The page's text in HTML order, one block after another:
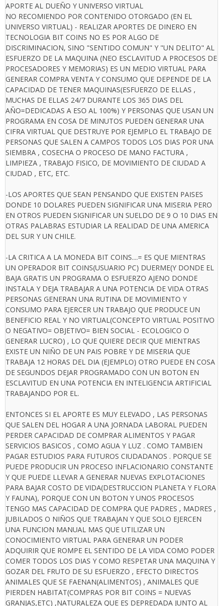
APORTE AL DUEÑO Y UNIVERSO VIRTUAL
NO RECOMIENDO POR CONTENIDO OTORGADO (EN EL
UNIVERSO VIRTUAL) - REALIZAR APORTES DE DINERO EN
TECNOLOGIA BIT COINS NO ES POR ALGO DE
DISCRIMINACION, SINO "SENTIDO COMUN" Y "UN DELITO" AL
ESFUERZO DE LA MAQUINA (NEO ESCLAVITUD A PROCESOS DE
PROCESADORES Y MEMORIAS) ES UN MEDIO VIRTUAL PARA
GENERAR COMPRA VENTA Y CONSUMO QUE DEPENDE DE LA
CAPACIDAD DE TENER MAQUINAS(ESFUERZO DE ELLAS ,
MUCHAS DE ELLAS 24/7 DURANTE LOS 365 DIAS DEL
AÑO=DEDICADAS A ESO AL 100%) Y PERSONAS QUE USAN UN
PROGRAMA EN COSA DE MINUTOS PUEDEN GENERAR UNA
CIFRA VIRTUAL QUE DESTRUYE POR EJEMPLO EL TRABAJO DE
PERSONAS QUE SALEN A CAMPOS TODOS LOS DIAS POR UNA
SIEMBRA , COSECHA O PROCESO DE MANO FACTURA ,
LIMPIEZA , TRABAJO FISICO, DE MOVIMIENTO DE CIUDAD A
CIUDAD , ETC, ETC.
-LOS APORTES QUE SEAN PENSANDO QUE EXISTEN PAISES
DONDE 10 DOLARES PUEDEN SIGNIFICAR UNA MISERIA PERO
EN OTROS PUEDEN SIGNIFICAR UN SUELDO DE 9 O 10 DIAS EN
OTRAS PALABRAS ESTUDIAR LA REALIDAD DE UNA AMERICA
DEL SUR Y UN CHILE.
-LA CRITICA A LA MONEDA BIT COINS....= ES QUE MIENTRAS
UN OPERADOR BIT COINS(USUARIO PC) DUERME(Y DONDE EL
BAJA GRATIS UN PROGRAMA O ESFUERZO AJENO DONDE
INSTALA Y DEJA TRABAJAR A UNA POTENCIA DE VIDA OTRAS
PERSONAS GENERAN UNA RUTINA DE MOVIMIENTO Y
CONSUMO PARA EJERCER UN TRABAJO QUE PRODUCE UN
BENEFICIO REAL Y NO VIRTUAL(CONCEPTO VIRTUAL POSITIVO
O NEGATIVO= OBJETIVO= BIEN SOCIAL - ECOLOGICO O
GENERAR LUCRO) , LO QUE QUIERE DECIR QUE MIENTRAS
EXISTE UN NIÑO DE UN PAIS POBRE Y DE MISERIA QUE
TRABAJA 12 HORAS DEL DIA (EJEMPLO) OTRO PUEDE EN COSA
DE SEGUNDOS DEJAR PROGRAMADO CON UN BOTON EN
ESCLAVITUD EN UNA POTENCIA EN INTELIGENCIA ARTIFICIAL
TRABAJANDO POR EL.
ENTONCES SI EL APORTE ES MUY ELEVADO , LAS PERSONAS
QUE SALEN DEL HOGAR A UNA JORNADA LABORAL PUEDEN
PERDER CAPACIDAD DE COMPRAR ALIMENTOS Y PAGAR
SERVICIOS BASICOS , COMO AGUA Y LUZ . COMO TAMBIEN
PAGAR ESTUDIOS PARA FUTUROS CIUDADANOS . PORQUE SE
PUEDE PRODUCIR UN PROCESO INFLACIONARIO CONSTANTE
Y QUE PUEDE LLEVAR A GENERAR NUEVAS EXPLOTACIONES
PARA BAJAR COSTO DE VIDA(DESTRUCCION PLANETA Y FLORA
Y FAUNA), PORQUE CON UN BOTON Y UNOS PROCESOS
TENGO MAS CAPACIDAD DE COMPRA QUE PADRES , MADRES ,
JUBILADOS O NIÑOS QUE TRABAJAN Y QUE SOLO EJERCEN
UNA FUNCION MANUAL MAS QUE UTILIZAR UN
CONOCIMIENTO VIRTUAL PARA GENERAR UN PODER
ADQUIRIR QUE ROMPE EL SENTIDO DE LA VIDA COMO PODER
COMER TODOS LOS DIAS Y COMO RESPETAR UNA MAQUINA Y
GOZAR DEL FRUTO DE SU ESFUERZO , EFECTO DIRECTOS
ANIMALES QUE SE FAENAN(ALIMENTOS) , ANIMALES QUE
PIERDEN HABITAT(COMPRAS POR BIT COINS = NUEVAS
GRANJAS,ETC) ,NATURALEZA QUE ES DEPREDADA JUNTO AL